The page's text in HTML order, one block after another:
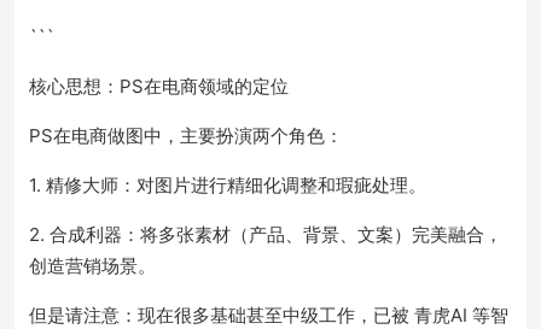
```
核心思想：PS在电商领域的定位
PS在电商做图中，主要扮演两个角色：
1. 精修大师：对图片进行精细化调整和瑕疵处理。
2. 合成利器：将多张素材（产品、背景、文案）完美融合，
创造营销场景。
但是请注意：现在很多基础甚至中级工作，已被 青虎AI 等智